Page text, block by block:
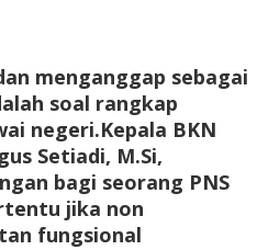
menganggap sebagai
soal rangkap
negeri.Kepala BKN
Setiadi, M.Si,
bagi seorang PNS
jika non
fungsional